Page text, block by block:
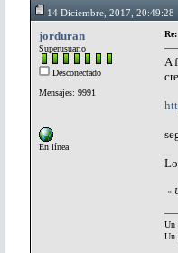
14 Diciembre, 2017, 20:49:28
jorduran
Superusuario
Desconectado
Mensajes: 9991
En línea
A
«
Un
Un